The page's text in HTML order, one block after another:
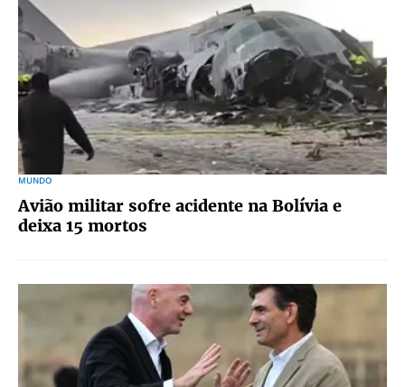
MUNDO
Avião militar sofre acidente na Bolívia e
deixa 15 mortos